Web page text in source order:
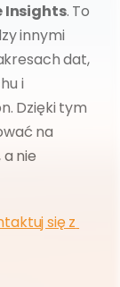
Insights. To
innymi
dat,
i
Dzięki tym
na
nie
się z